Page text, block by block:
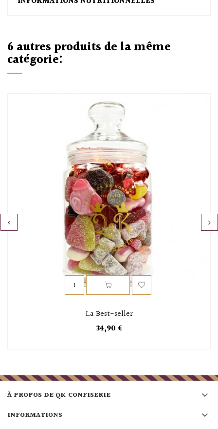
6 autres produits de la même
catégorie:
La Best-seller
34,90 €
À PROPOS DE QK CONFISERIE 
INFORMATIONS 